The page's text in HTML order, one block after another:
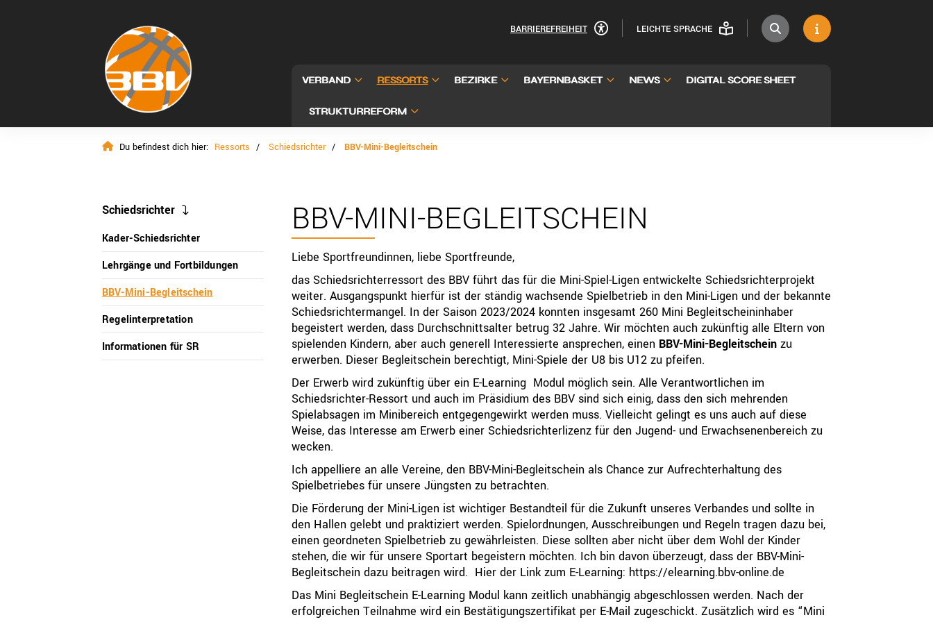
BARRIEREFREIHEIT LEICHTE SPRACHE
VERBAND RESSORTS BEZIRKE BAYERNBASKET NEWS DIGITAL SCORE SHEET
STRUKTURREFORM
Du befindest dich hier: Ressorts Schiedsrichter BBV-Mini-Begleitschein
BBV-MINI-BEGLEITSCHEIN
Liebe Sportfreundinnen, liebe Sportfreunde,
das Schiedsrichterressort des BBV führt das für die Mini-Spiel-Ligen entwickelte Schiedsrichterprojekt
weiter. Ausgangspunkt hierfür ist der ständig wachsende Spielbetrieb in den Mini-Ligen und der bekannte
Schiedsrichtermangel. In der Saison 2023/2024 konnten insgesamt 260 Mini Begleitscheininhaber
begeistert werden, dass Durchschnittsalter betrug 32 Jahre. Wir möchten auch zukünftig alle Eltern von
spielenden Kindern, aber auch generell Interessierte ansprechen, einen BBV-Mini-Begleitschein zu
erwerben. Dieser Begleitschein berechtigt, Mini-Spiele der U8 bis U12 zu pfeifen.
Der Erwerb wird zukünftig über ein E-Learning Modul möglich sein. Alle Verantwortlichen im
Schiedsrichter-Ressort und auch im Präsidium des BBV sind sich einig, dass den sich mehrenden
Spielabsagen im Minibereich entgegengewirkt werden muss. Vielleicht gelingt es uns auch auf diese
Weise, das Interesse am Erwerb einer Schiedsrichterlizenz für den Jugend- und Erwachsenenbereich zu
wecken.
Ich appelliere an alle Vereine, den BBV-Mini-Begleitschein als Chance zur Aufrechterhaltung des
Spielbetriebes für unsere Jüngsten zu betrachten.
Die Förderung der Mini-Ligen ist wichtiger Bestandteil für die Zukunft unseres Verbandes und sollte in
den Hallen gelebt und praktiziert werden. Spielordnungen, Ausschreibungen und Regeln tragen dazu bei,
einen geordneten Spielbetrieb zu gewährleisten. Diese sollten aber nicht über dem Wohl der Kinder
stehen, die wir für unsere Sportart begeistern möchten. Ich bin davon überzeugt, dass der BBV-Mini-
Begleitschein dazu beitragen wird. Hier der Link zum E-Learning: https://elearning.bbv-online.de
Das Mini Begleitschein E-Learning Modul kann zeitlich unabhängig abgeschlossen werden. Nach der
erfolgreichen Teilnahme wird ein Bestätigungszertifikat per E-Mail zugeschickt. Zusätzlich wird es “Mini
Schiedsrichter
Kader-Schiedsrichter
Lehrgänge und Fortbildungen
BBV-Mini-Begleitschein
Regelinterpretation
Informationen für SR